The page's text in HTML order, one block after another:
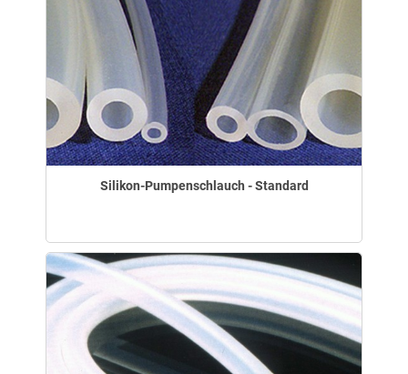
Silikon-Pumpenschlauch - Standard